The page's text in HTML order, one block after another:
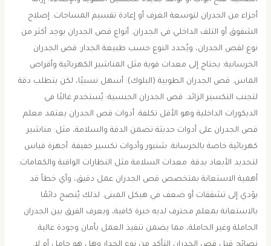
أجزاء من الجدران لتوسعة الغرف أو إعادة تقسيم المساحات. إصلاح
الشقوق أو التلف الداخلي في الجدران. أنواع قص الجدران يوجد أكثر من
نوع لقص الجدران، ويُحدد النوع حسب طبيعة الجدار: قص الجدران
الخرسانية: يحتاج إلى معدات قوية مثل المناشير الكهربائية وأقراص
الماس. قص الجدران الطوبية (البلوك): أسهل نسبيًا، لكن يتطلب دقة
لتجنب التكسير الزائد. قص الجدران الجبسية: يُستخدم غالبًا في
الديكورات الداخلية وهو الأقل تكلفة. أدوات قص الجدران يعتمد معلم
قص الجدران على أدوات حديثة تضمن الدقة والسلامة، مثل: مناشير
كهربائية خاصة بالخرسانة. شنيور وأدوات تكسير خفيفة. أجهزة قياس
لتحديد الأبعاد بدقة. معدات السلامة مثل النظارات الواقية والكمامات.
أهمية الاستعانة بمتخصص قص الجدران عمل دقيق، وأي خطأ قد
يؤدي إلى تشققات أو ضعف في هيكل المبنى. لذلك يُنصح دائمًا
بالاستعانة بمعلم محترف لديه خبرة كافية، ويعرف الفرق بين الجدران
الحاملة وغير الحاملة، مما يضمن تنفيذ العمل بأمان وجودة عالية.